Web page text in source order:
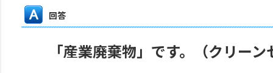
回答
「産業廃棄物」です。（クリー